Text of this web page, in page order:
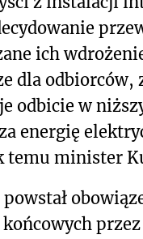
ich
dla odbiorców,
odbicie w
energię
temu minister